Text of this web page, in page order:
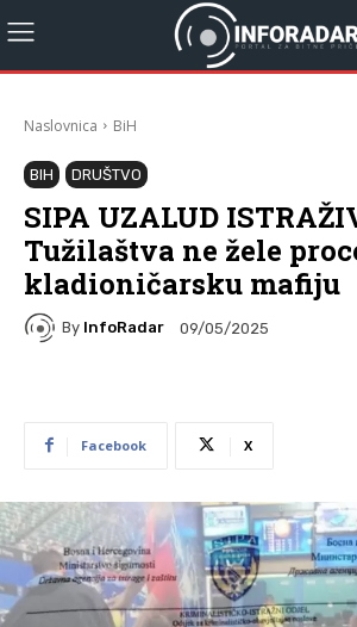
Naslovnica BiH
BIH DRUŠTVO
SIPA UZALUD
Tužilaštva ne žele
kladioničarsku mafiju
By InfoRadar 09/05/2025
Facebook X